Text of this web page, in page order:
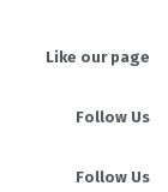
Like our page
Follow Us
Follow Us